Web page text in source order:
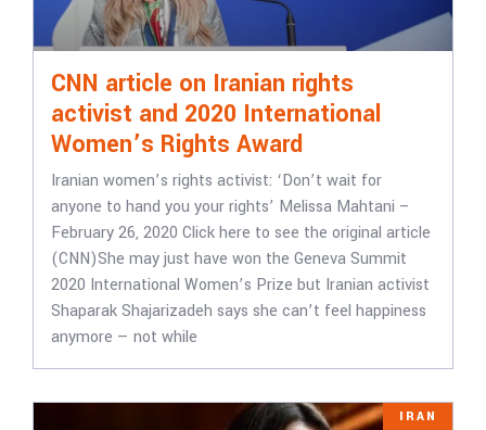
CNN article on Iranian rights
activist and 2020 International
Women’s Rights Award
Iranian women’s rights activist: ‘Don’t wait for
anyone to hand you your rights’ Melissa Mahtani –
February 26, 2020 Click here to see the original article
(CNN)She may just have won the Geneva Summit
2020 International Women’s Prize but Iranian activist
Shaparak Shajarizadeh says she can’t feel happiness
anymore — not while
IRAN